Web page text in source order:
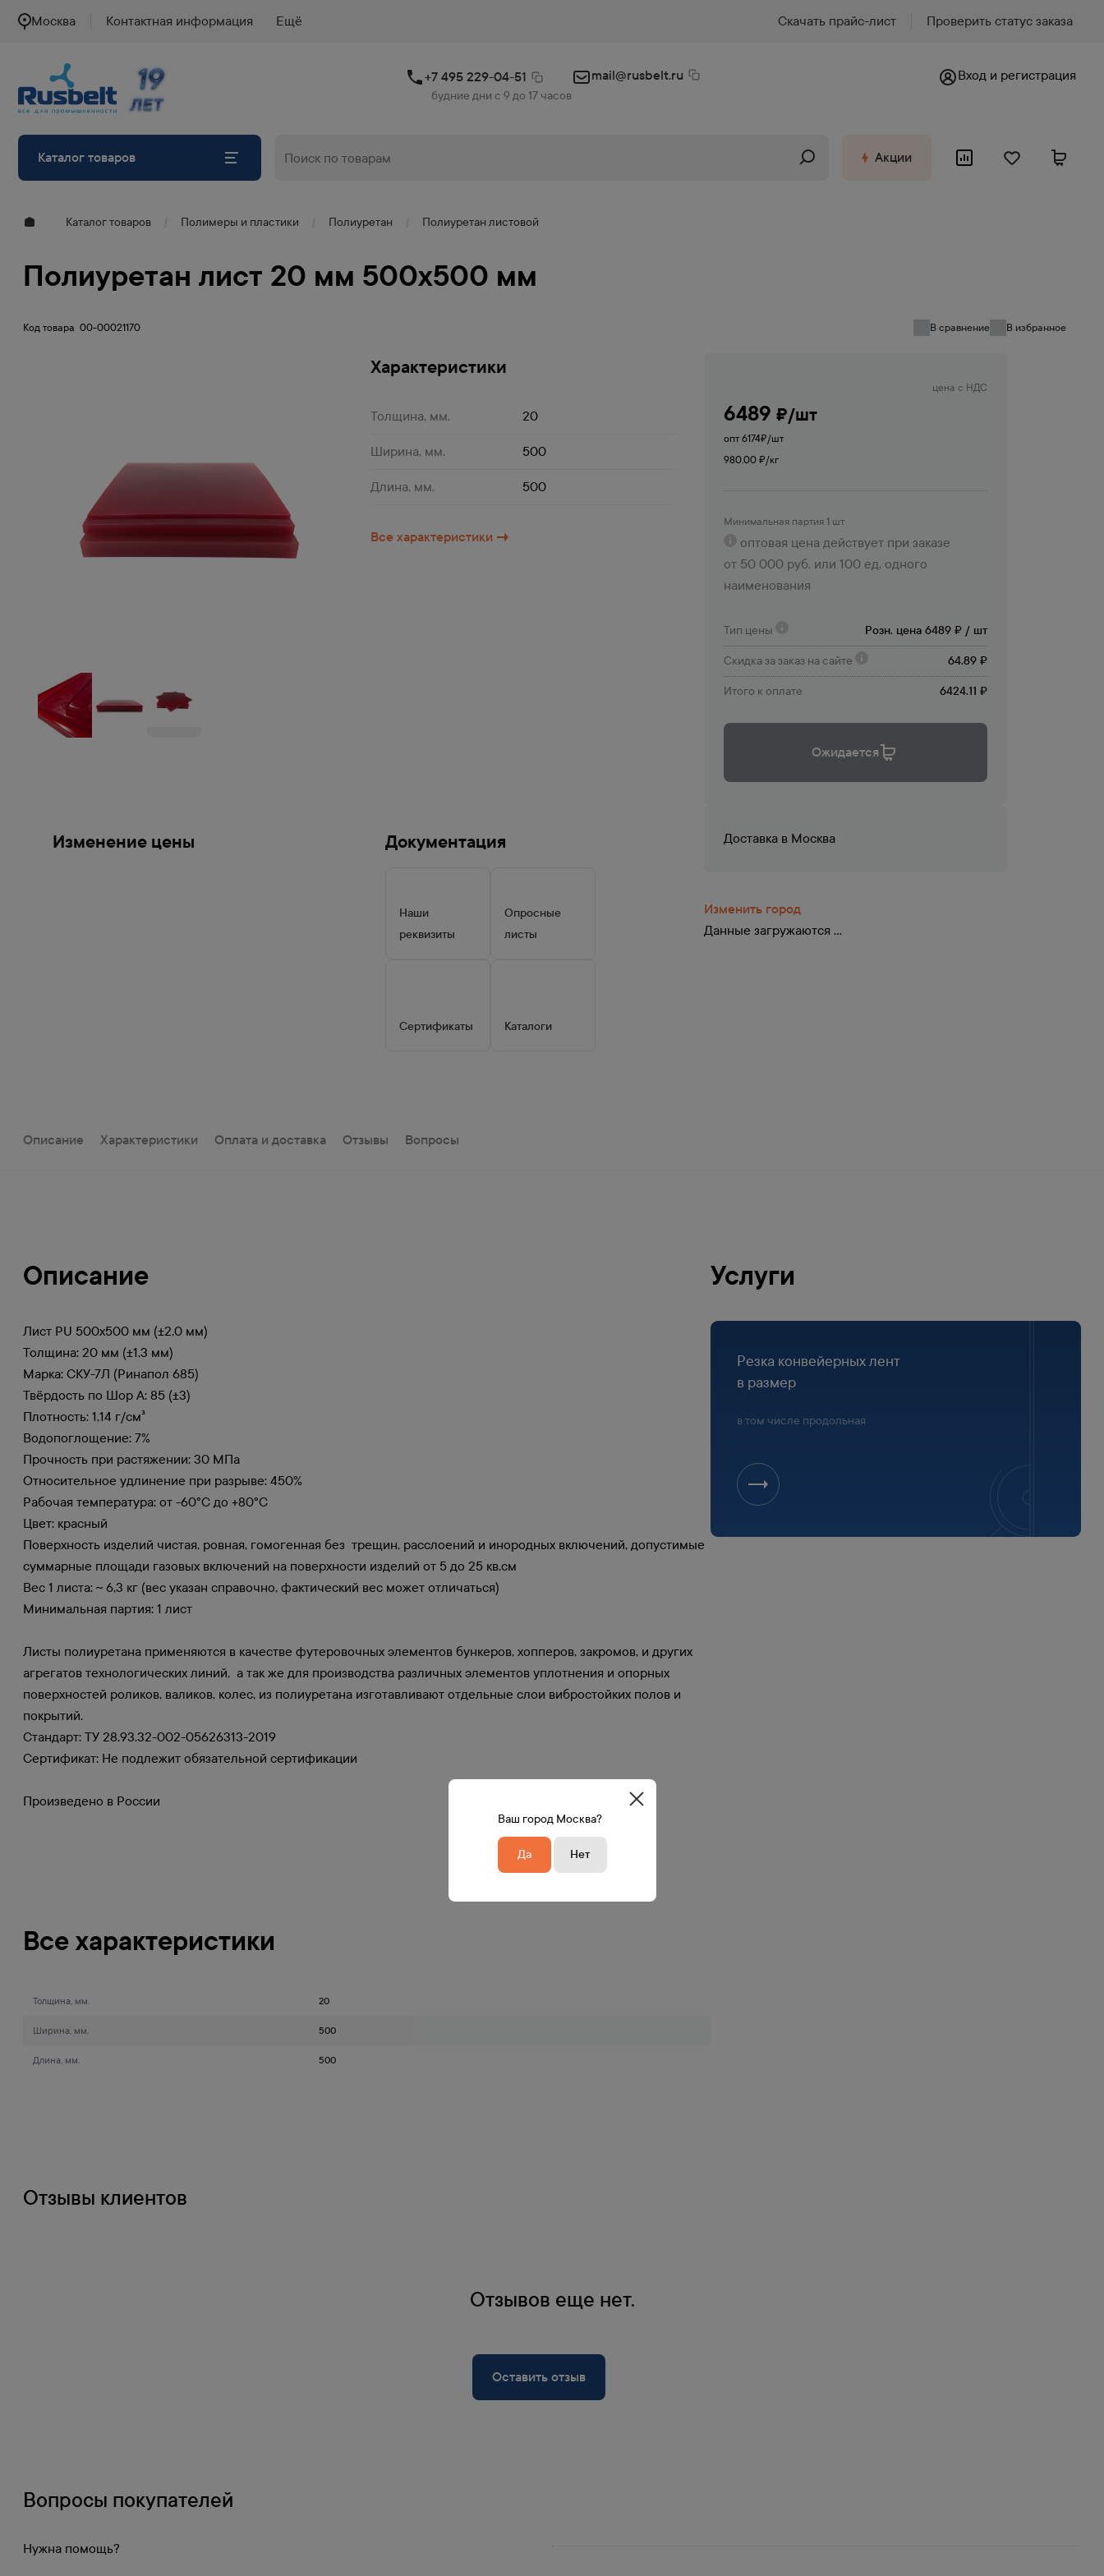
Москва Контактная информация Ещё Скачать прайс-лист Проверить статус заказа
19
ЛЕТ
19
ЛЕТ
+7 495 229-04-51
будние дни с 9 до 17 часов
mail@rusbelt.ru Вход и регистрация
Каталог товаров Акции
Каталог товаров Полимеры и пластики Полиуретан Полиуретан листовой
Полиуретан лист 20 мм 500х500 мм
Код товара 00-00021170 В сравнение В избранное
Характеристики
Толщина, мм. 20
Ширина, мм. 500
Длина, мм. 500
Все характеристики
цена с НДС
6489 ₽/шт
опт 6174₽/шт
980.00 ₽/кг
Минимальная партия 1 шт
оптовая цена действует при заказе
от 50 000 руб. или 100 ед. одного
наименования
Тип цены Розн. цена 6489 ₽ / шт
Скидка за заказ на сайте 64.89 ₽
Итого к оплате 6424.11 ₽
Ожидается
Изменение цены Документация
Наши
реквизиты
Опросные
листы
Сертификаты Каталоги
Доставка в Москва
Изменить город
Данные загружаются ...
Описание Характеристики Оплата и доставка Отзывы Вопросы
Описание
Лист PU 500х500 мм (±2,0 мм)
Толщина: 20 мм (±1,3 мм)
Марка: СКУ-7Л (Ринапол 685)
Твёрдость по Шор A: 85 (±3)
Плотность: 1,14 г/см³
Водопоглощение: 7%
Прочность при растяжении: 30 МПа
Относительное удлинение при разрыве: 450%
Рабочая температура: от -60°C до +80°C
Цвет: красный
Поверхность изделий чистая, ровная, гомогенная без трещин, расслоений и инородных включений, допустимые
суммарные площади газовых включений на поверхности изделий от 5 до 25 кв.см
Вес 1 листа: ~ 6,3 кг (вес указан справочно, фактический вес может отличаться)
Минимальная партия: 1 лист
Листы полиуретана применяются в качестве футеровочных элементов бункеров, хопперов, закромов, и других
агрегатов технологических линий, а так же для производства различных элементов уплотнения и опорных
поверхностей роликов, валиков, колес, из полиуретана изготавливают отдельные слои вибростойких полов и
покрытий.
Стандарт: ТУ 28.93.32-002-05626313-2019
Сертификат: Не подлежит обязательной сертификации
Произведено в России
Все характеристики
Толщина, мм. 20
Ширина, мм. 500
Длина, мм. 500
Услуги
Резка конвейерных лент
в размер
в том числе продольная
Отзывы клиентов
Отзывов еще нет.
Оставить отзыв
Вопросы покупателей
Нужна помощь?
Ваш город Москва?
Да Нет